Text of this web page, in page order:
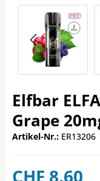
Elfbar
Grape
Artikel-Nr.: ER13206
CHF 8.60